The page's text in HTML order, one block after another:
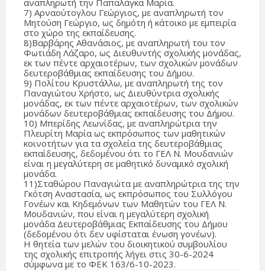
αναπληρωτή την Παπαλάγκα Μαρία.
7) Αρναούτογλου Γεώργιος, με αναπληρωτή τον
Μητούση Γεώργιο, ως δημότη ή κάτοικο με εμπειρία
στο χώρο της εκπαίδευσης.
8)Βαρβάρης Αθανάσιος, με αναπληρωτή του τον
Φωτιάδη Λάζαρο, ως Διευθυντής σχολικής μονάδας,
εκ των πέντε αρχαιοτέρων, των σχολικών μονάδων
δευτεροβάθμιας εκπαίδευσης του Δήμου.
9) Πολίτου Κρυστάλλω, με αναπληρωτή της τον
Παναγιώτου Χρήστο, ως Διευθύντρια σχολικής
μονάδας, εκ των πέντε αρχαιοτέρων, των σχολικών
μονάδων δευτεροβάθμιας εκπαίδευσης του Δήμου.
10) Μπερίδης Λεωνίδας, με αναπληρώτρια την
Πλευρίτη Μαρία ως εκπρόσωπος των μαθητικών
κοινοτήτων για τα σχολεία της δευτεροβάθμιας
εκπαίδευσης, δεδομένου ότι το ΓΕΛ Ν. Μουδανιών
είναι η μεγαλύτερη σε μαθητικό δυναμικό σχολική
μονάδα.
11)Σταθώρου Παναγιώτα με αναπληρώτρια της την
Γκότση Αναστασία, ως εκπρόσωπος του Συλλόγου
Γονέων και Κηδεμόνων των Μαθητών του ΓΕΛ Ν.
Μουδανιών, που είναι η μεγαλύτερη σχολική
μονάδα Δευτεροβάθμιας Εκπαίδευσης του Δήμου
(δεδομένου ότι δεν υφίσταται ένωση γονέων).
Η θητεία των μελών του διοικητικού συμβουλίου
της σχολικής επιτροπής λήγει στις 30-6-2024
σύμφωνα με το ΦΕΚ 163/6-10-2023.